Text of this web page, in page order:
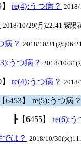
re(4):うつ病？
2018/10/29(月)22:41 紫陽
病？ 2018/10/31(水
うつ病？ 2018/10/31(
re(4):うつ病？
6453】 re(5):うつ病？
┣【6455】 re(6):う
は？ 2018/10/30(火